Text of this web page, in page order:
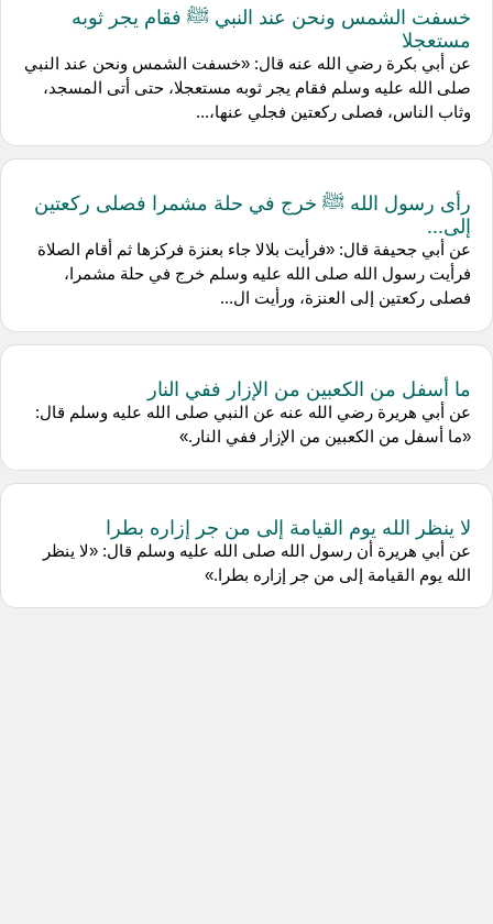
خسفت الشمس ونحن عند النبي ﷺ فقام يجر ثوبه
مستعجلا
عن ‌أبي بكرة رضي الله عنه قال: «خسفت الشمس ونحن عند النبي
صلى الله عليه وسلم فقام يجر ثوبه مستعجلا، حتى أتى المسجد،
وثاب الناس، فصلى ركعتين فجلي عنها،...
رأى رسول الله ﷺ خرج في حلة مشمرا فصلى ركعتين
إلى...
عن ‌أبي جحيفة قال: «فرأيت بلالا جاء بعنزة فركزها ثم أقام الصلاة
فرأيت رسول الله صلى الله عليه وسلم خرج في حلة مشمرا،
فصلى ركعتين إلى العنزة، ورأيت ال...
ما أسفل من الكعبين من الإزار ففي النار
عن ‌أبي هريرة رضي الله عنه عن النبي صلى الله عليه وسلم قال:
«ما أسفل من الكعبين من الإزار ففي النار.»
لا ينظر الله يوم القيامة إلى من جر إزاره بطرا
عن ‌أبي هريرة أن رسول الله صلى الله عليه وسلم قال: «لا ينظر
الله يوم القيامة إلى من جر إزاره بطرا.»